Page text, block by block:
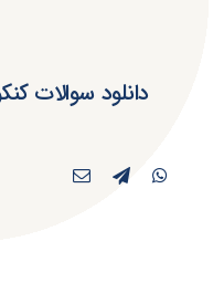
دانلود سوالات